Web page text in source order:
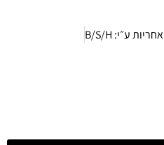
אחריות ע״י: B/S/H